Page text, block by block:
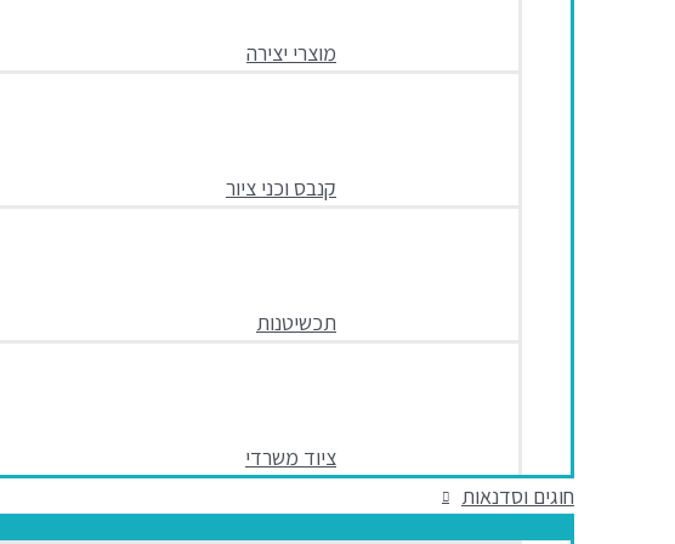
מוצרי יצירה
קנבס וכני ציור
תכשיטנות
ציוד משרדי
חוגים וסדנאות